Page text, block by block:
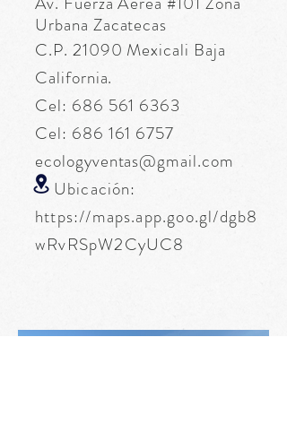
Urbana Zacatecas
C.P. 21090 Mexicali Baja
California.
Cel: 686 561 6363
Cel: 686 161 6757
ecologyventas@gmail.com
Ubicación:
https://maps.app.goo.gl/dgb8
wRvRSpW2CyUC8